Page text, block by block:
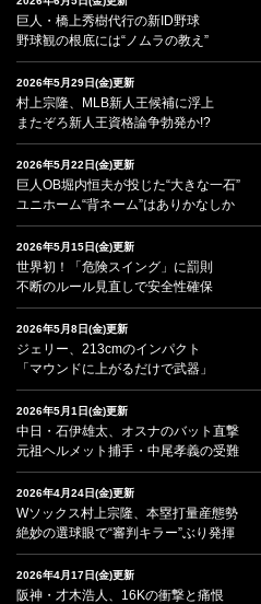
巨人・橋上秀樹代行の新ID野球
野球観の根底には“ノムラの教え”
2026年5月29日(金)更新
村上宗隆、MLB新人王候補に浮上
またぞろ新人王資格論争勃発か!?
2026年5月22日(金)更新
巨人OB堀内恒夫が投じた“大きな一石”
ユニホーム“背ネーム”はありかなしか
2026年5月15日(金)更新
世界初！「危険スイング」に罰則
不断のルール見直しで安全性確保
2026年5月8日(金)更新
ジェリー、213cmのインパクト
「マウンドに上がるだけで武器」
2026年5月1日(金)更新
中日・石伊雄太、オスナのバット直撃
元祖ヘルメット捕手・中尾孝義の受難
2026年4月24日(金)更新
Wソックス村上宗隆、本塁打量産態勢
絶妙の選球眼で“審判キラー”ぶり発揮
2026年4月17日(金)更新
阪神・才木浩人、16Kの衝撃と痛恨